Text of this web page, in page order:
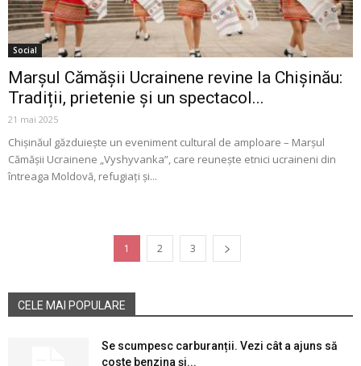
Social
Marșul Cămășii Ucrainene revine la Chișinău:
Tradiții, prietenie și un spectacol...
21 mai 2025
Chișinăul găzduiește un eveniment cultural de amploare – Marșul
Cămășii Ucrainene „Vyshyvanka”, care reunește etnici ucraineni din
întreaga Moldovă, refugiați și...
1 2 3
CELE MAI POPULARE
Se scumpesc carburanții. Vezi cât a ajuns să
coste benzina și...